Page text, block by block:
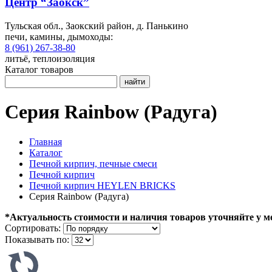
Тульская обл., Заокский район, д. Панькино
печи, камины, дымоходы:
8 (961) 267-38-80
литьё, теплоизоляция
Каталог товаров
найти
Серия Rainbow (Радуга)
Главная
Каталог
Печной кирпич, печные смеси
Печной кирпич
Печной кирпич HEYLEN BRICKS
Серия Rainbow (Радуга)
*Актуальность стоимости и наличия товаров уточняйте у
Сортировать:
Показывать по: